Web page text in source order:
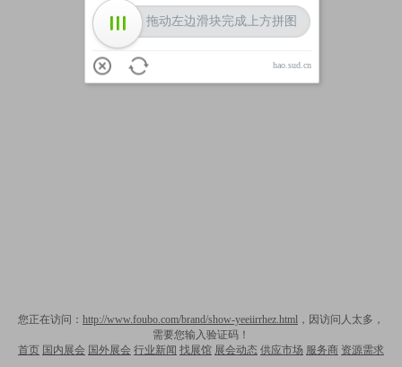
您正在访问： http://www.foubo.com/brand/show-yeeiirrhez.html ，因访问人太多，
需要您输入验证码！
首页 国内展会 国外展会 行业新闻 找展馆 展会动态 供应市场 服务商 资源需求
拖动左边滑块完成上方拼图
hao.sud.cn